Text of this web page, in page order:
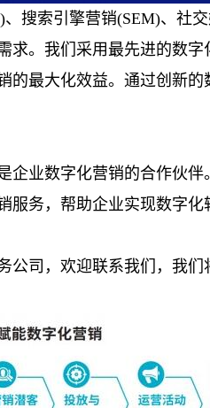
搜索引擎营销(SEM)、社
求。我们采用最先进的数
的最大化效益。通过创新
企业数字化营销的合作伙
务，帮助企业实现数字化
司，欢迎联系我们，我们